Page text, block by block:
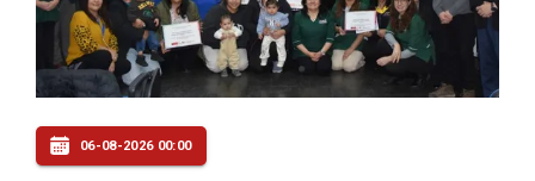
06-08-2026 00:00